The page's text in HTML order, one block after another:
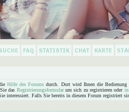
Hilfe des Forums durch. Dort wird Ihnen die Bedienung
das Registrierungsformularum sich zu registrieren oder
interessiert. Falls Sie bereits in diesem Forum registriert